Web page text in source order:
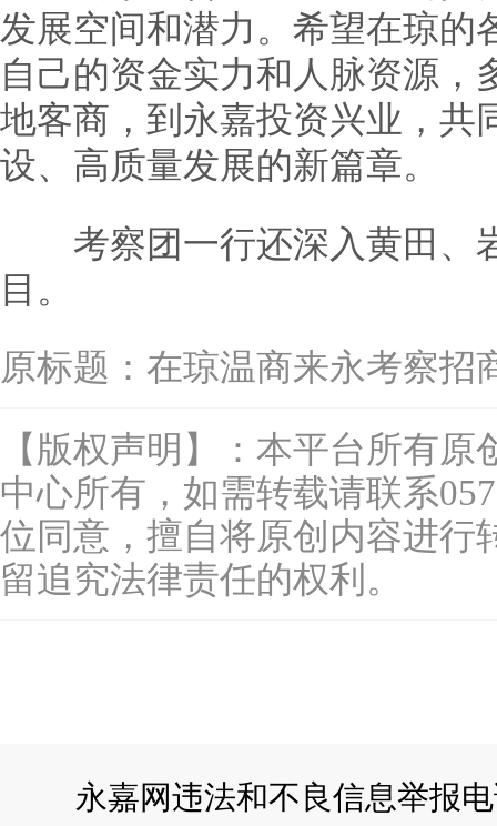
发展空间和潜力。希望在琼的
自己的资金实力和人脉资源，
地客商，到永嘉投资兴业，共
设、高质量发展的新篇章。
考察团一行还深入黄田、
目。
原标题： 在琼温商来永考察招
【版权声明】：本平台所有
中心所有，如需转载请联系
位同意，擅自将原创内容进行
留追究法律责任的权利。
永嘉网违法和不良信息举报